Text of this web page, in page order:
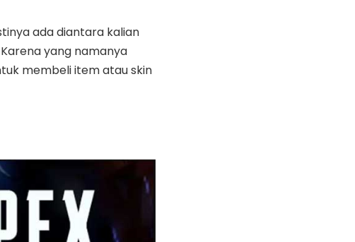
ada diantara kalian
yang namanya
membeli item atau skin